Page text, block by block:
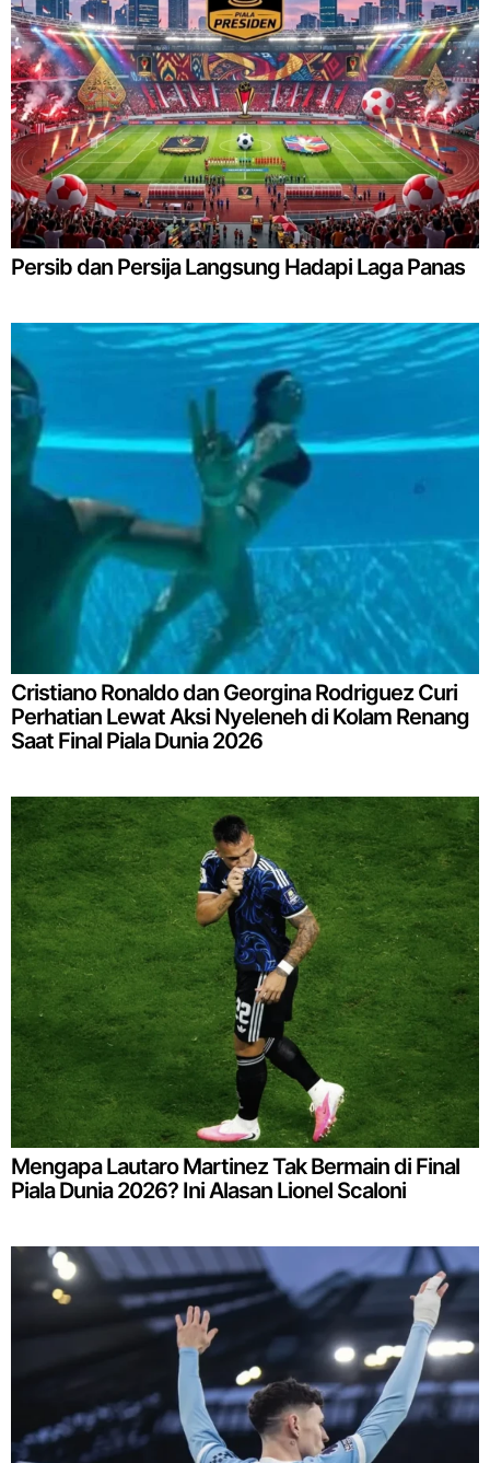
Persib dan Persija Langsung Hadapi Laga Panas
Cristiano Ronaldo dan Georgina Rodriguez Curi
Perhatian Lewat Aksi Nyeleneh di Kolam Renang
Saat Final Piala Dunia 2026
Mengapa Lautaro Martinez Tak Bermain di Final
Piala Dunia 2026? Ini Alasan Lionel Scaloni